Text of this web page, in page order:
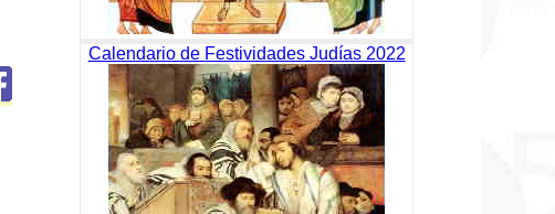
Calendario de Festividades Judías 2022